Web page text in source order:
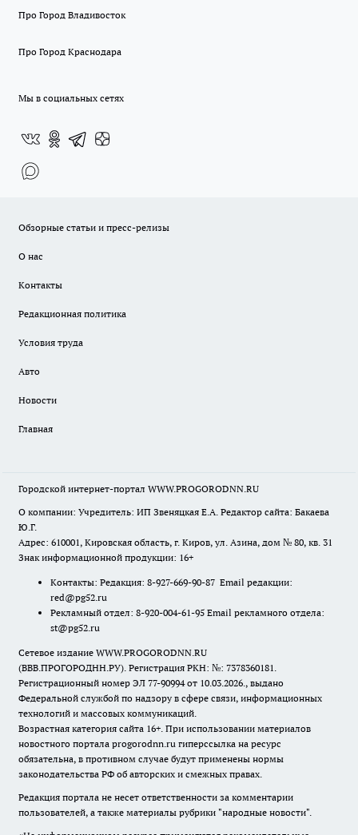
Про Город Владивосток
Про Город Краснодара
Мы в социальных сетях
Обзорные статьи и пресс-релизы
О нас
Контакты
Редакционная политика
Условия труда
Авто
Новости
Главная
Городской интернет-портал WWW.PROGORODNN.RU
О компании: Учредитель: ИП Звеняцкая Е.А. Редактор сайта: Бакаева
Ю.Г.
Адрес: 610001, Кировская область, г. Киров, ул. Азина, дом № 80, кв. 31
Знак информационной продукции: 16+
Контакты: Редакция: 8-927-669-90-87 Email редакции:
red@pg52.ru
Рекламный отдел: 8-920-004-61-95 Email рекламного отдела:
st@pg52.ru
Сетевое издание WWW.PROGORODNN.RU
(ВВВ.ПРОГОРОДНН.РУ). Регистрация РКН: №: 7378360181.
Регистрационный номер ЭЛ 77-90994 от 10.03.2026., выдано
Федеральной службой по надзору в сфере связи, информационных
технологий и массовых коммуникаций.
Возрастная категория сайта 16+. При использовании материалов
новостного портала progorodnn.ru гиперссылка на ресурс
обязательна, в противном случае будут применены нормы
законодательства РФ об авторских и смежных правах.
Редакция портала не несет ответственности за комментарии
пользователей, а также материалы рубрики "народные новости".